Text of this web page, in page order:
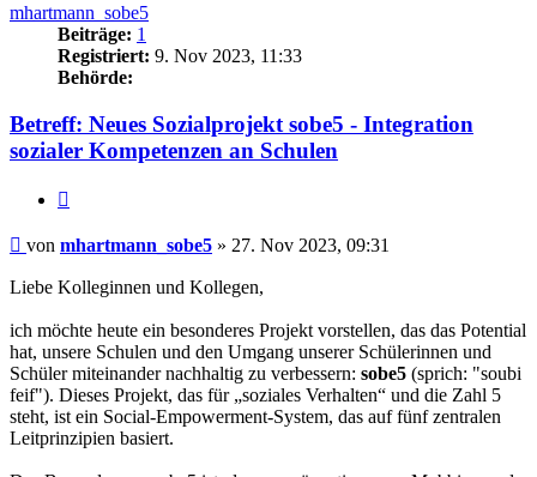
mhartmann_sobe5
Beiträge: 1
Registriert: 9. Nov 2023, 11:33
Behörde:
Betreff: Neues Sozialprojekt sobe5 - Integration
sozialer Kompetenzen an Schulen
Beitrag
von mhartmann_sobe5 » 27. Nov 2023, 09:31
Liebe Kolleginnen und Kollegen,
ich möchte heute ein besonderes Projekt vorstellen, das das Potential
hat, unsere Schulen und den Umgang unserer Schülerinnen und
Schüler miteinander nachhaltig zu verbessern: sobe5 (sprich: "soubi
feif"). Dieses Projekt, das für „soziales Verhalten“ und die Zahl 5
steht, ist ein Social-Empowerment-System, das auf fünf zentralen
Leitprinzipien basiert.